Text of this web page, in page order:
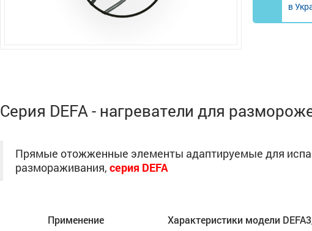
в
Серия DEFA - нагреватели для
Прямые отожженные элементы адаптируемые для
размораживания, серия DEFA
Применение Характеристики модели